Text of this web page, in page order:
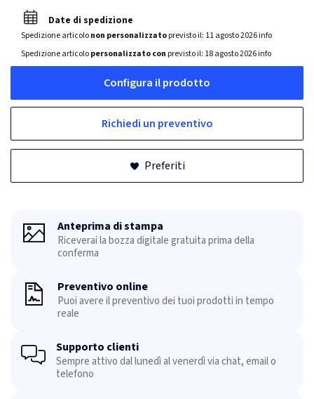
Date di spedizione
Spedizione articolonon personalizzatoprevisto il: 11 agosto 2026info
Spedizione articolopersonalizzato con previsto il: 18 agosto 2026info
Configura il prodotto
Richiedi un preventivo
Preferiti
Anteprima di stampa
Riceverai la bozza digitale gratuita prima della
conferma
Preventivo online
Puoi avere il preventivo dei tuoi prodotti in tempo
reale
Supporto clienti
Sempre attivo dal lunedì al venerdì via chat, email o
telefono